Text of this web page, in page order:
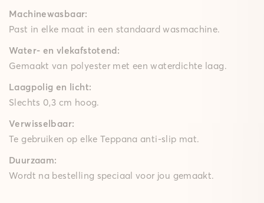
Machinewasbaar:
Past in elke maat in een standaard wasmachine.
Water- en vlekafstotend:
Gemaakt van polyester met een waterdichte laag.
Laagpolig en licht:
Slechts 0,3 cm hoog.
Verwisselbaar:
Te gebruiken op elke Teppana anti-slip mat.
Duurzaam:
Wordt na bestelling speciaal voor jou gemaakt.